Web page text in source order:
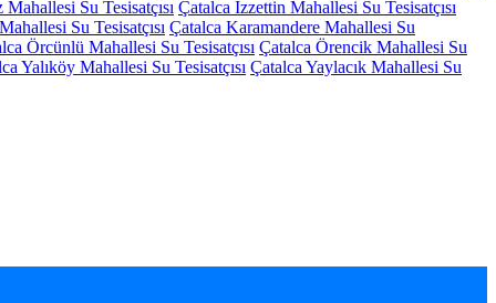
Su Tesisatçısı Çatalca İzzettin Mahallesi Su Tesisatçısı
Su Tesisatçısı Çatalca Karamandere Mahallesi Su
Örcünlü Mahallesi Su Tesisatçısı Çatalca Örencik Mahallesi Su
Yalıköy Mahallesi Su Tesisatçısı Çatalca Yaylacık Mahallesi Su